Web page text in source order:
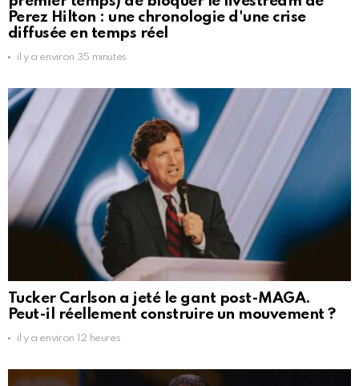
Perez Hilton : une chronologie d'une crise
diffusée en temps réel
il y a environ 35 minutes
Tucker Carlson a jeté le gant post-MAGA.
Peut-il réellement construire un mouvement ?
il y a environ 12 heures